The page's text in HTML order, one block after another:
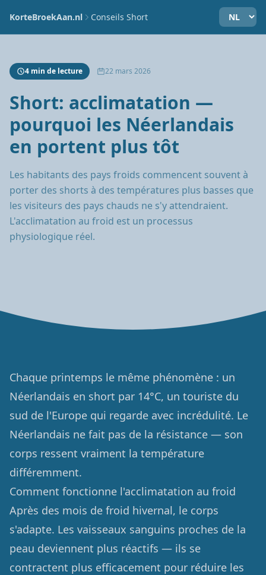
KorteBroekAan.nl Conseils Short
4 min de lecture 22 mars 2026
Short: acclimatation —
pourquoi les Néerlandais
en portent plus tôt
Les habitants des pays froids commencent souvent à
porter des shorts à des températures plus basses que
les visiteurs des pays chauds ne s'y attendraient.
L'acclimatation au froid est un processus
physiologique réel.
Chaque printemps le même phénomène : un
Néerlandais en short par 14°C, un touriste du
sud de l'Europe qui regarde avec incrédulité. Le
Néerlandais ne fait pas de la résistance — son
corps ressent vraiment la température
différemment.
Comment fonctionne l'acclimatation au froid
Après des mois de froid hivernal, le corps
s'adapte. Les vaisseaux sanguins proches de la
peau deviennent plus réactifs — ils se
contractent plus efficacement pour réduire les